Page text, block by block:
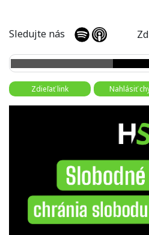
Sledujte nás
Zdieľať link Nahlásiť